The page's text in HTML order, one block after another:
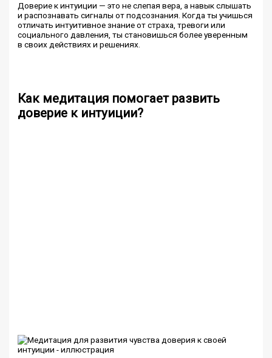
Доверие к интуиции — это не слепая вера, а навык слышать
и распознавать сигналы от подсознания. Когда ты учишься
отличать интуитивное знание от страха, тревоги или
социального давления, ты становишься более уверенным
в своих действиях и решениях.
Как медитация помогает развить
доверие к интуиции?